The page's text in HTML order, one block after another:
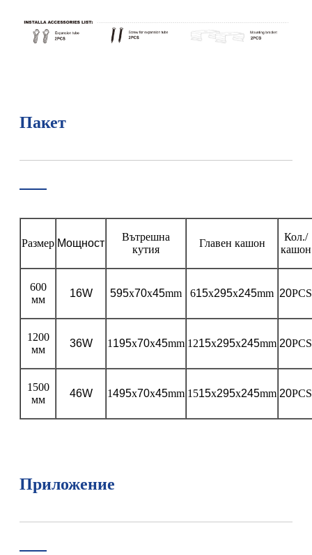
Пакет
Размер Мощност
Вътрешна
кутия
Главен кашон
Кол./
кашон
600
мм
16W 595x70x45mm 615x295x245mm 20PCS
1200
мм
36W 1195x70x45mm 1215x295x245mm 20PCS
1500
мм
46W 1495x70x45mm 1515x295x245mm 20PCS
Приложение